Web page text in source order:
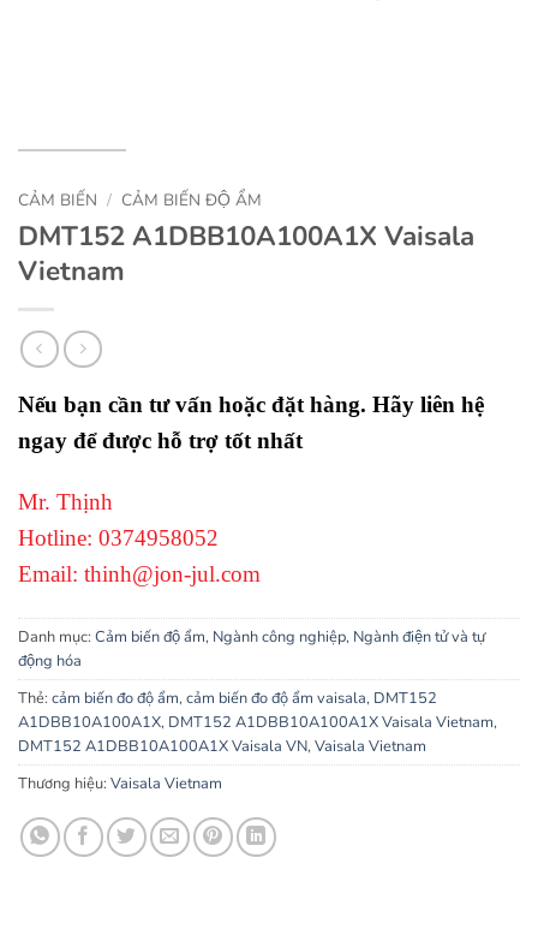
CẢM BIẾN / CẢM BIẾN ĐỘ ẨM
DMT152 A1DBB10A100A1X Vaisala
Vietnam
Nếu bạn cần tư vấn hoặc đặt hàng. Hãy liên hệ
ngay để được hỗ trợ tốt nhất
Mr. Thịnh
Hotline: 0374958052
Email: thinh@jon-jul.com
Danh mục: Cảm biến độ ẩm, Ngành công nghiệp, Ngành điện tử và tự
động hóa
Thẻ: cảm biến đo độ ẩm, cảm biến đo độ ẩm vaisala, DMT152
A1DBB10A100A1X, DMT152 A1DBB10A100A1X Vaisala Vietnam,
DMT152 A1DBB10A100A1X Vaisala VN, Vaisala Vietnam
Thương hiệu: Vaisala Vietnam